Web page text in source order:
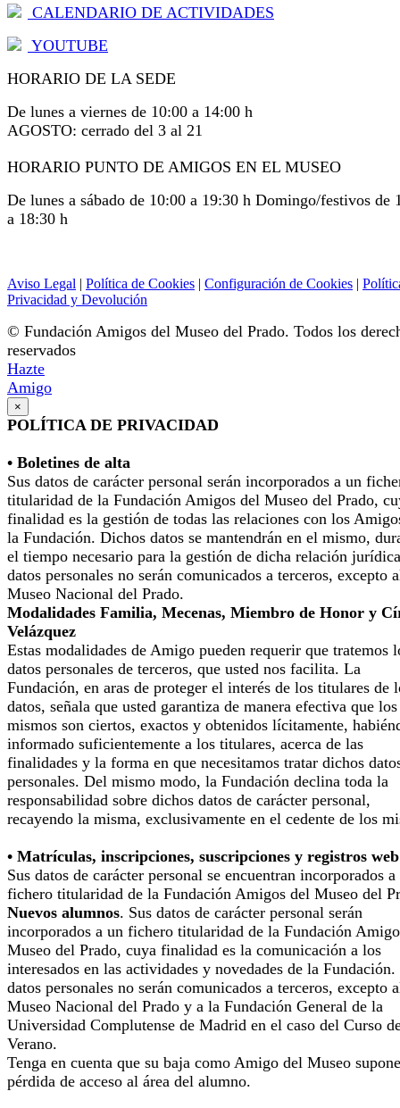
CALENDARIO DE ACTIVIDADES
YOUTUBE
HORARIO DE LA SEDE
De lunes a viernes de 10:00 a 14:00 h
AGOSTO: cerrado del 3 al 21
HORARIO PUNTO DE AMIGOS EN EL MUSEO
De lunes a sábado de 10:00 a 19:30 h Domingo/festivos de
a 18:30 h
Aviso Legal | Política de Cookies | Configuración de Cookies |
Privacidad y Devolución
© Fundación Amigos del Museo del Prado. Todos los
reservados
Hazte
Amigo
×
POLÍTICA DE PRIVACIDAD
• Boletines de alta
Sus datos de carácter personal serán incorporados a un
titularidad de la Fundación Amigos del Museo del Prado,
finalidad es la gestión de todas las relaciones con los
la Fundación. Dichos datos se mantendrán en el mismo,
el tiempo necesario para la gestión de dicha relación
datos personales no serán comunicados a terceros, excepto
Museo Nacional del Prado.
Modalidades Familia, Mecenas, Miembro de Honor y
Velázquez
Estas modalidades de Amigo pueden requerir que tratemos
datos personales de terceros, que usted nos facilita. La
Fundación, en aras de proteger el interés de los titulares de
datos, señala que usted garantiza de manera efectiva que los
mismos son ciertos, exactos y obtenidos lícitamente,
informado suficientemente a los titulares, acerca de las
finalidades y la forma en que necesitamos tratar dichos
personales. Del mismo modo, la Fundación declina toda la
responsabilidad sobre dichos datos de carácter personal,
recayendo la misma, exclusivamente en el cedente de los
• Matrículas, inscripciones, suscripciones y registros web
Sus datos de carácter personal se encuentran incorporados a
fichero titularidad de la Fundación Amigos del Museo del
Nuevos alumnos. Sus datos de carácter personal serán
incorporados a un fichero titularidad de la Fundación
Museo del Prado, cuya finalidad es la comunicación a los
interesados en las actividades y novedades de la Fundación.
datos personales no serán comunicados a terceros, excepto
Museo Nacional del Prado y a la Fundación General de la
Universidad Complutense de Madrid en el caso del Curso
Verano.
Tenga en cuenta que su baja como Amigo del Museo
pérdida de acceso al área del alumno.